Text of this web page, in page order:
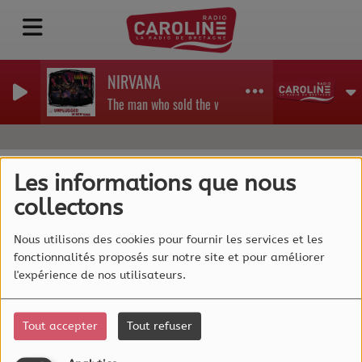
Les informations que nous
collectons
Nous utilisons des cookies pour fournir les services et les
fonctionnalités proposés sur notre site et pour améliorer
l'expérience de nos utilisateurs.
Tout accepter Tout refuser
NIRVANA
The man who sold the world